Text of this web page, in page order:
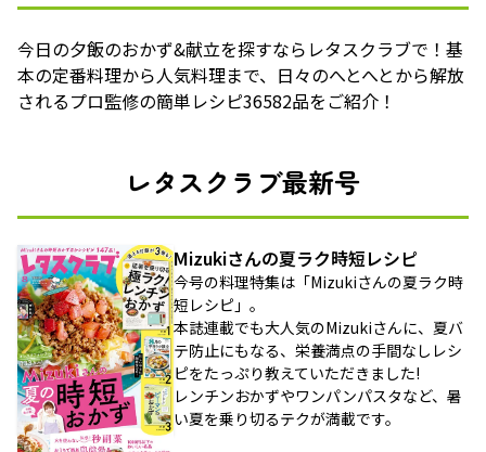
今日の夕飯のおかず&献立を探すならレタスクラブで！基
本の定番料理から人気料理まで、日々のへとへとから解放
されるプロ監修の簡単レシピ36582品をご紹介！
レタスクラブ最新号
Mizukiさんの夏ラク時短レシピ
今号の料理特集は「Mizukiさんの夏ラク時
短レシピ」。
本誌連載でも大人気のMizukiさんに、夏バ
テ防止にもなる、栄養満点の手間なしレシ
ピをたっぷり教えていただきました!
レンチンおかずやワンパンパスタなど、暑
い夏を乗り切るテクが満載です。